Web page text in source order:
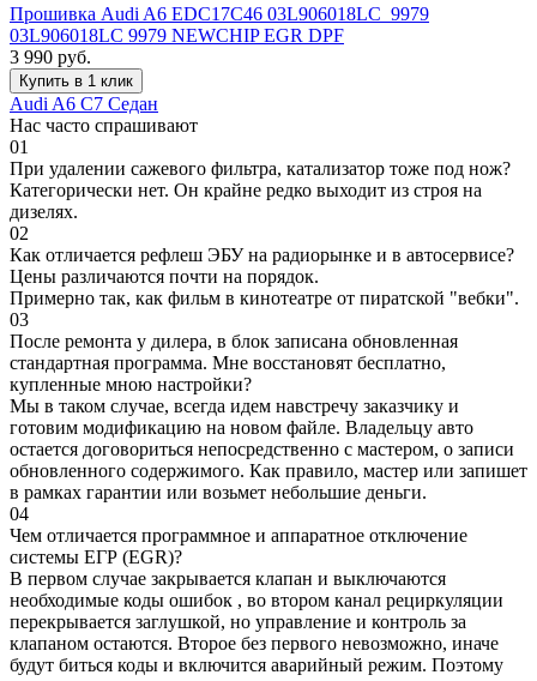
Прошивка Audi A6 EDC17C46 03L906018LC_9979
03L906018LC 9979 NEWCHIP EGR DPF
3 990 руб.
Купить в 1 клик
Audi A6 C7 Седан
Нас часто спрашивают
01
При удалении сажевого фильтра, катализатор тоже под нож?
Категорически нет. Он крайне редко выходит из строя на
дизелях.
02
Как отличается рефлеш ЭБУ на радиорынке и в автосервисе?
Цены различаются почти на порядок.
Примерно так, как фильм в кинотеатре от пиратской "вебки".
03
После ремонта у дилера, в блок записана обновленная
стандартная программа. Мне восстановят бесплатно,
купленные мною настройки?
Мы в таком случае, всегда идем навстречу заказчику и
готовим модификацию на новом файле. Владельцу авто
остается договориться непосредственно с мастером, о записи
обновленного содержимого. Как правило, мастер или запишет
в рамках гарантии или возьмет небольшие деньги.
04
Чем отличается программное и аппаратное отключение
системы ЕГР (EGR)?
В первом случае закрывается клапан и выключаются
необходимые коды ошибок , во втором канал рециркуляции
перекрывается заглушкой, но управление и контроль за
клапаном остаются. Второе без первого невозможно, иначе
будут биться коды и включится аварийный режим. Поэтому